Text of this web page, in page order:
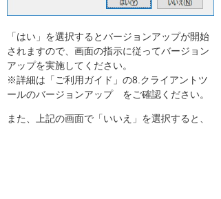
「はい」を選択するとバージョンアップが開始
されますので、画面の指示に従ってバージョン
アップを実施してください。
※詳細は「ご利用ガイド」の8.クライアントツ
ールのバージョンアップ をご確認ください。
また、上記の画面で「いいえ」を選択すると、